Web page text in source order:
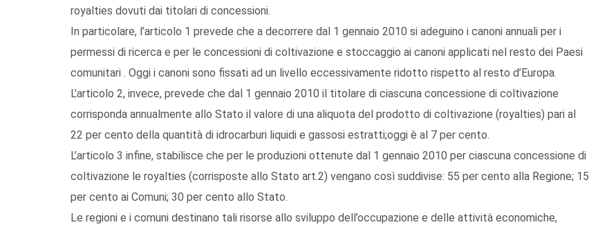
royalties dovuti dai titolari di concessioni.
In particolare, l’articolo 1 prevede che a decorrere dal 1 gennaio 2010 si adeguino i canoni annuali per i
permessi di ricerca e per le concessioni di coltivazione e stoccaggio ai canoni applicati nel resto dei Paesi
comunitari . Oggi i canoni sono fissati ad un livello eccessivamente ridotto rispetto al resto d’Europa.
L’articolo 2, invece, prevede che dal 1 gennaio 2010 il titolare di ciascuna concessione di coltivazione
corrisponda annualmente allo Stato il valore di una aliquota del prodotto di coltivazione (royalties) pari al
22 per cento della quantità di idrocarburi liquidi e gassosi estratti;oggi è al 7 per cento.
L’articolo 3 infine, stabilisce che per le produzioni ottenute dal 1 gennaio 2010 per ciascuna concessione di
coltivazione le royalties (corrisposte allo Stato art.2) vengano così suddivise: 55 per cento alla Regione; 15
per cento ai Comuni; 30 per cento allo Stato.
Le regioni e i comuni destinano tali risorse allo sviluppo dell’occupazione e delle attività economiche,